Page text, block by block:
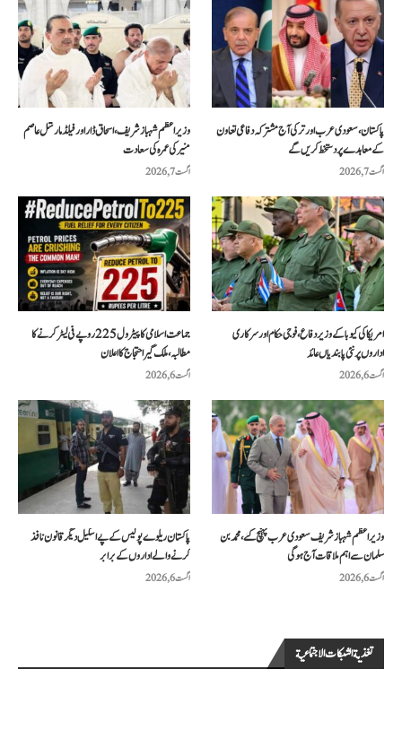
وزیراعظم شہباز شریف، اسحاق ڈار اور فیلڈ مارشل عاصم
منیر کی عمرہ کی سعادت
اگست 7, 2026
پاکستان، سعودی عرب اور ترکی آج مشترکہ دفاعی تعاون
کے معاہدے پر دستخط کریں گے
اگست 7, 2026
جماعت اسلامی کا پیٹرول 225 روپے فی لیٹر کرنے کا
مطالبہ، ملک گیر احتجاج کا اعلان
اگست 6, 2026
امریکا کی کیوبا کے وزیر دفاع، فوجی حکام اور سرکاری
اداروں پر نئی پابندیاں عائد
اگست 6, 2026
پاکستان ریلوے پولیس کے پے اسکیل دیگر قانون نافذ
کرنے والے اداروں کے برابر
اگست 6, 2026
وزیراعظم شہباز شریف سعودی عرب پہنچ گئے، محمد بن
سلمان سے اہم ملاقات آج ہوگی
اگست 6, 2026
تغذية الشبكات الاجتماعية